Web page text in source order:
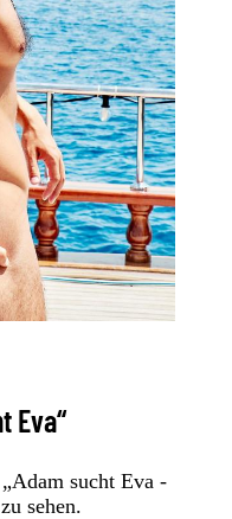
Eva“
sucht Eva -
sehen.